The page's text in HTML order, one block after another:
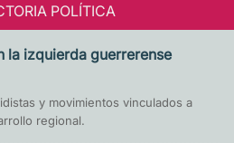
POLÍTICA
la izquierda guerrerense
y movimientos vinculados a
regional.